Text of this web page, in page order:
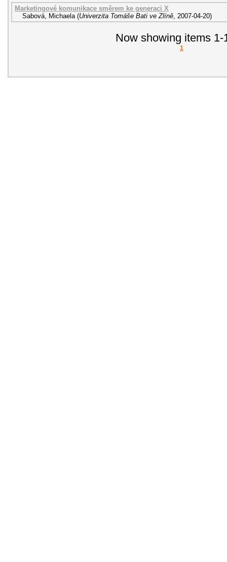
Marketingové komunikace směrem ke generaci X
Sabová, Michaela (Univerzita Tomáše Bati ve Zlíně 2007-04-20)
Now showing items 1-
1